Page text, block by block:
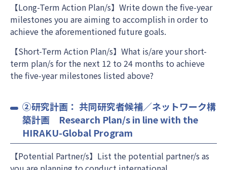
【Long-Term Action Plan/s】Write down the five-year
milestones you are aiming to accomplish in order to
achieve the aforementioned future goals.
【Short-Term Action Plan/s】What is/are your short-
term plan/s for the next 12 to 24 months to achieve
the five-year milestones listed above?
②研究計画： 共同研究者候補／ネットワーク構
築計画 Research Plan/s in line with the
HIRAKU-Global Program
【Potential Partner/s】List the potential partner/s as